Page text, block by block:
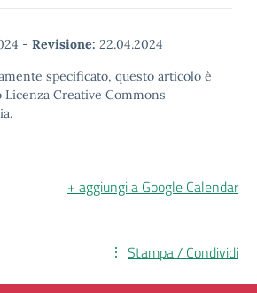
- Revisione: 22.04.2024
specificato, questo articolo è
Creative Commons
+ aggiungi a Google Calendar
Stampa / Condividi